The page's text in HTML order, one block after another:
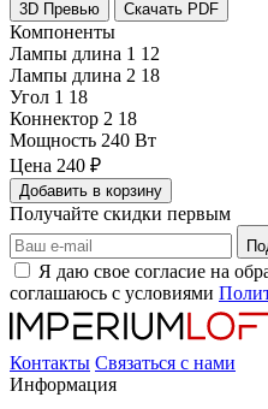
3D Превью Скачать PDF
Компоненты
Лампы длина 1 12
Лампы длина 2 18
Угол 1 18
Коннектор 2 18
Мощность 240 Вт
Цена 240 ₽
Добавить в корзину
Получайте скидки первым
Я даю свое согласие на
соглашаюсь с условиями
Контакты Связаться с нами
Информация